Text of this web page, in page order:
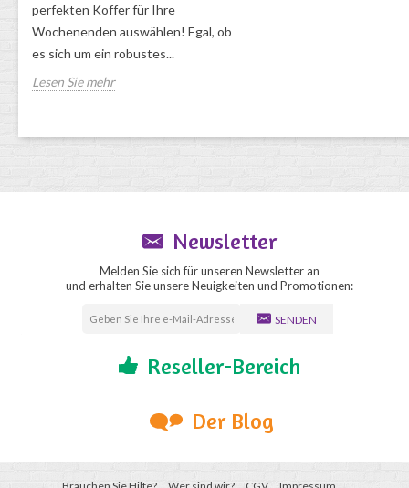
perfekten Koffer für Ihre
Wochenenden auswählen! Egal, ob
es sich um ein robustes...
Lesen Sie mehr
Newsletter
Melden Sie sich für unseren Newsletter an
und erhalten Sie unsere Neuigkeiten und Promotionen:
SENDEN
Reseller-Bereich
Der Blog